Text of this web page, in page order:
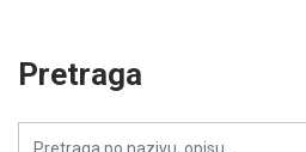
Pretraga